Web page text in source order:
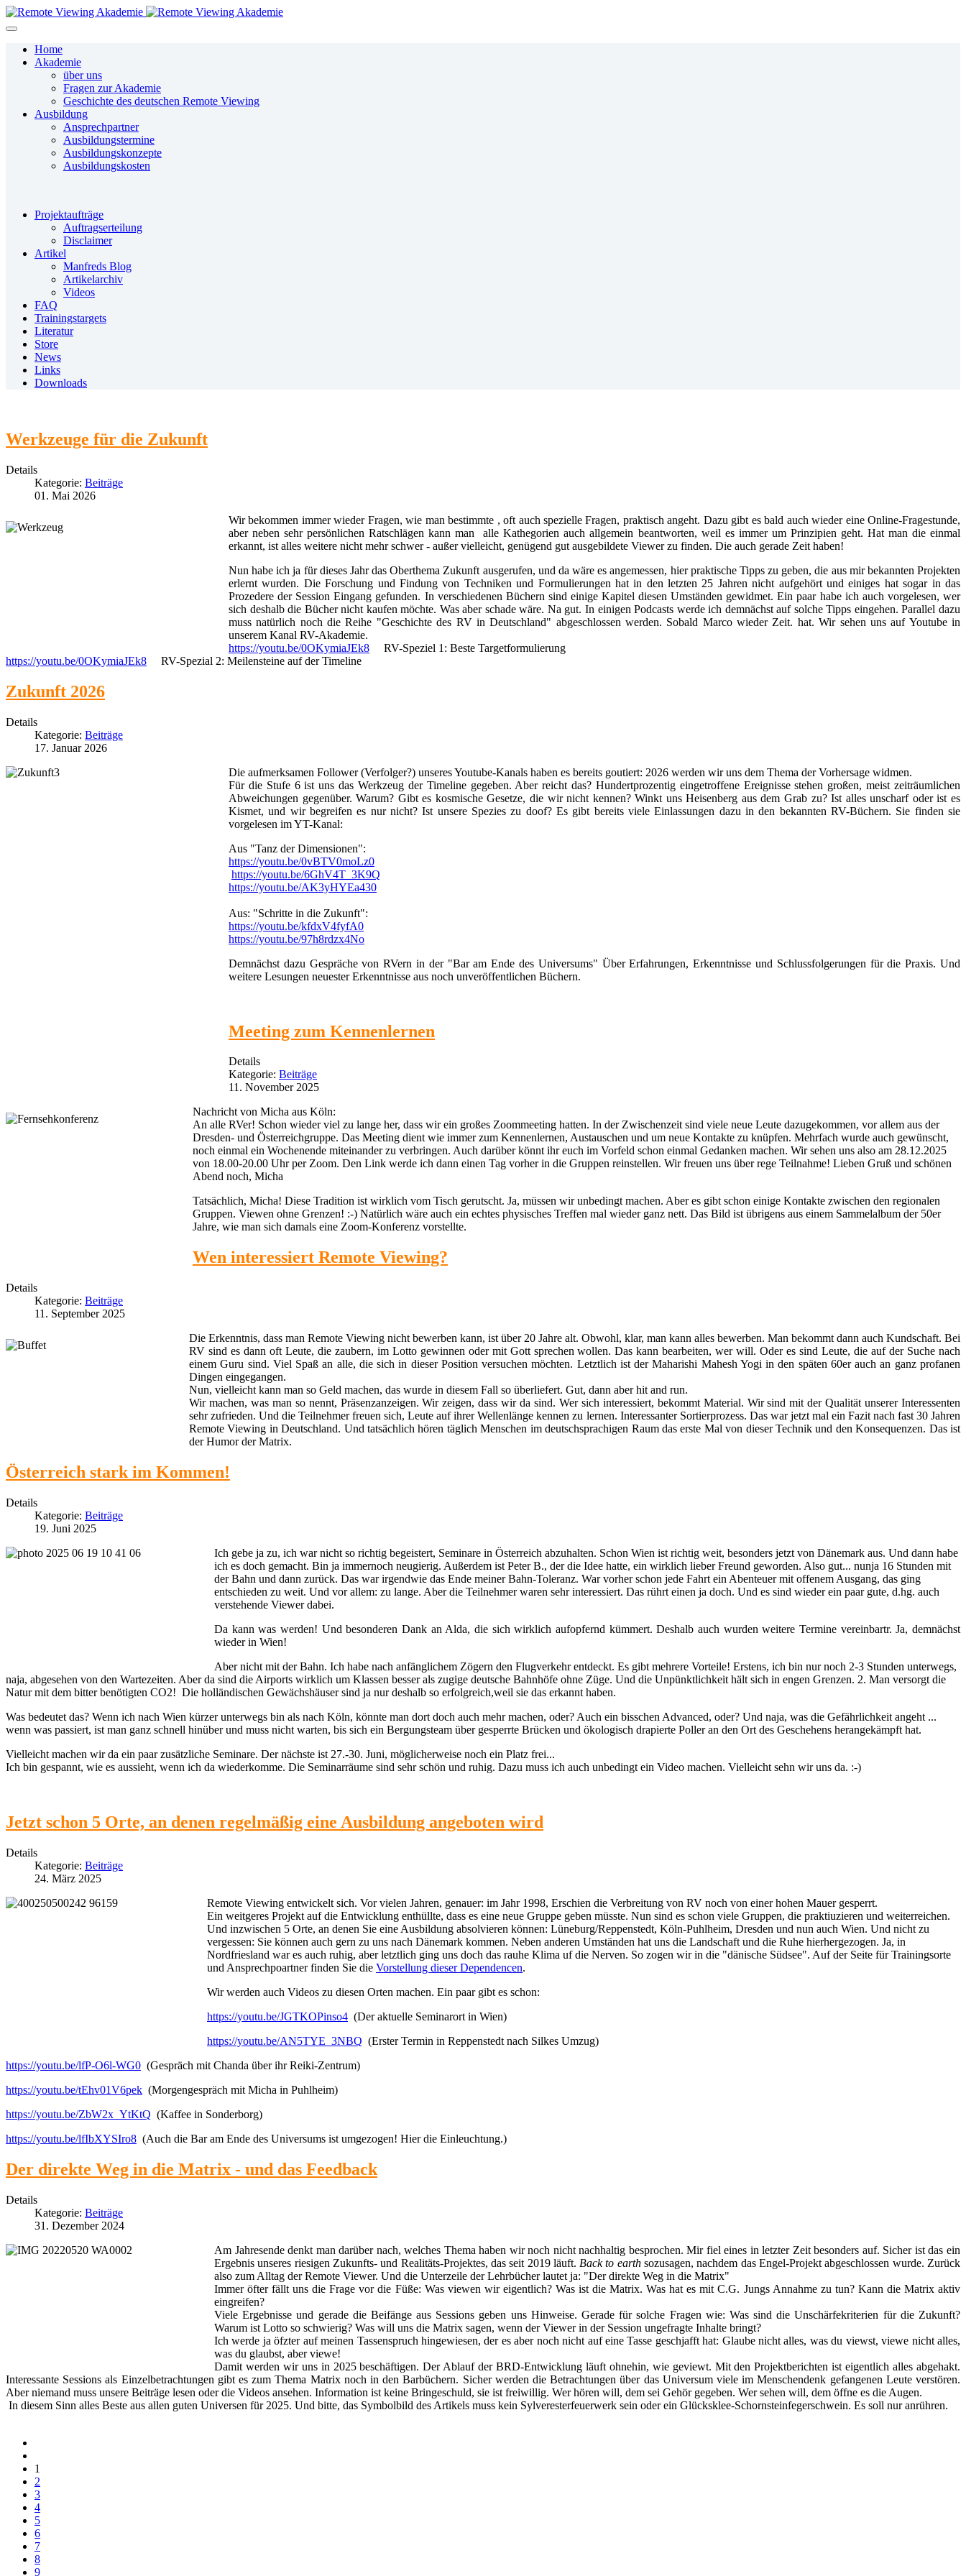
Home
Akademie
über uns
Fragen zur Akademie
Geschichte des deutschen Remote Viewing
Ausbildung
Ansprechpartner
Ausbildungstermine
Ausbildungskonzepte
Ausbildungskosten
Projektaufträge
Auftragserteilung
Disclaimer
Artikel
Manfreds Blog
Artikelarchiv
Videos
FAQ
Trainingstargets
Literatur
Store
News
Links
Downloads
Werkzeuge für die Zukunft
Details
Kategorie: Beiträge
01. Mai 2026
Wir bekommen immer wieder Fragen, wie man bestimmte , oft auch spezielle Fragen, praktisch angeht. Dazu gibt es bald auch wieder eine Online-Fragestunde,
aber neben sehr persönlichen Ratschlägen kann man alle Kathegorien auch allgemein beantworten, weil es immer um Prinzipien geht. Hat man die einmal
erkannt, ist alles weitere nicht mehr schwer - außer vielleicht, genügend gut ausgebildete Viewer zu finden. Die auch gerade Zeit haben!
Nun habe ich ja für dieses Jahr das Oberthema Zukunft ausgerufen, und da wäre es angemessen, hier praktische Tipps zu geben, die aus mir bekannten Projekten
erlernt wurden. Die Forschung und Findung von Techniken und Formulierungen hat in den letzten 25 Jahren nicht aufgehört und einiges hat sogar in das
Prozedere der Session Eingang gefunden. In verschiedenen Büchern sind einige Kapitel diesen Umständen gewidmet. Ein paar habe ich auch vorgelesen, wer
sich deshalb die Bücher nicht kaufen möchte. Was aber schade wäre. Na gut. In einigen Podcasts werde ich demnächst auf solche Tipps eingehen. Parallel dazu
muss natürlich noch die Reihe "Geschichte des RV in Deutschland" abgeschlossen werden. Sobald Marco wieder Zeit. hat. Wir sehen uns auf Youtube in
unserem Kanal RV-Akademie.
https://youtu.be/0OKymiaJEk8 RV-Speziel 1: Beste Targetformulierung
https://youtu.be/0OKymiaJEk8 RV-Spezial 2: Meilensteine auf der Timeline
Zukunft 2026
Details
Kategorie: Beiträge
17. Januar 2026
Die aufmerksamen Follower (Verfolger?) unseres Youtube-Kanals haben es bereits goutiert: 2026 werden wir uns dem Thema der Vorhersage widmen.
Für die Stufe 6 ist uns das Werkzeug der Timeline gegeben. Aber reicht das? Hundertprozentig eingetroffene Ereignisse stehen großen, meist zeiträumlichen
Abweichungen gegenüber. Warum? Gibt es kosmische Gesetze, die wir nicht kennen? Winkt uns Heisenberg aus dem Grab zu? Ist alles unscharf oder ist es
Kismet, und wir begreifen es nur nicht? Ist unsere Spezies zu doof? Es gibt bereits viele Einlassungen dazu in den bekannten RV-Büchern. Sie finden sie
vorgelesen im YT-Kanal:
Aus "Tanz der Dimensionen":
https://youtu.be/0vBTV0moLz0
https://youtu.be/6GhV4T_3K9Q
https://youtu.be/AK3yHYEa430
Aus: "Schritte in die Zukunft":
https://youtu.be/kfdxV4fyfA0
https://youtu.be/97h8rdzx4No
Demnächst dazu Gespräche von RVern in der "Bar am Ende des Universums" Über Erfahrungen, Erkenntnisse und Schlussfolgerungen für die Praxis. Und
weitere Lesungen neuester Erkenntnisse aus noch unveröffentlichen Büchern.
Meeting zum Kennenlernen
Details
Kategorie: Beiträge
11. November 2025
Nachricht von Micha aus Köln:
An alle RVer! Schon wieder viel zu lange her, dass wir ein großes Zoommeeting hatten. In der Zwischenzeit sind viele neue Leute dazugekommen, vor allem aus der
Dresden- und Österreichgruppe. Das Meeting dient wie immer zum Kennenlernen, Austauschen und um neue Kontakte zu knüpfen. Mehrfach wurde auch gewünscht,
noch einmal ein Wochenende miteinander zu verbringen. Auch darüber könnt ihr euch im Vorfeld schon einmal Gedanken machen. Wir sehen uns also am 28.12.2025
von 18.00-20.00 Uhr per Zoom. Den Link werde ich dann einen Tag vorher in die Gruppen reinstellen. Wir freuen uns über rege Teilnahme! Lieben Gruß und schönen
Abend noch, Micha
Tatsächlich, Micha! Diese Tradition ist wirklich vom Tisch gerutscht. Ja, müssen wir unbedingt machen. Aber es gibt schon einige Kontakte zwischen den regionalen
Gruppen. Viewen ohne Grenzen! :-) Natürlich wäre auch ein echtes physisches Treffen mal wieder ganz nett. Das Bild ist übrigens aus einem Sammelalbum der 50er
Jahre, wie man sich damals eine Zoom-Konferenz vorstellte.
Wen interessiert Remote Viewing?
Details
Kategorie: Beiträge
11. September 2025
Die Erkenntnis, dass man Remote Viewing nicht bewerben kann, ist über 20 Jahre alt. Obwohl, klar, man kann alles bewerben. Man bekommt dann auch Kundschaft. Bei
RV sind es dann oft Leute, die zaubern, im Lotto gewinnen oder mit Gott sprechen wollen. Das kann bearbeiten, wer will. Oder es sind Leute, die auf der Suche nach
einem Guru sind. Viel Spaß an alle, die sich in dieser Position versuchen möchten. Letztlich ist der Maharishi Mahesh Yogi in den späten 60er auch an ganz profanen
Dingen eingegangen.
Nun, vielleicht kann man so Geld machen, das wurde in diesem Fall so überliefert. Gut, dann aber hit and run.
Wir machen, was man so nennt, Präsenzanzeigen. Wir zeigen, dass wir da sind. Wer sich interessiert, bekommt Material. Wir sind mit der Qualität unserer Interessenten
sehr zufrieden. Und die Teilnehmer freuen sich, Leute auf ihrer Wellenlänge kennen zu lernen. Interessanter Sortierprozess. Das war jetzt mal ein Fazit nach fast 30 Jahren
Remote Viewing in Deutschland. Und tatsächlich hören täglich Menschen im deutschsprachigen Raum das erste Mal von dieser Technik und den Konsequenzen. Das ist
der Humor der Matrix.
Österreich stark im Kommen!
Details
Kategorie: Beiträge
19. Juni 2025
Ich gebe ja zu, ich war nicht so richtig begeistert, Seminare in Österreich abzuhalten. Schon Wien ist richtig weit, besonders jetzt von Dänemark aus. Und dann habe
ich es doch gemacht. Bin ja immernoch neugierig. Außerdem ist Peter B., der die Idee hatte, ein wirklich lieber Freund geworden. Also gut... nunja 16 Stunden mit
der Bahn und dann zurück. Das war irgendwie das Ende meiner Bahn-Toleranz. War vorher schon jede Fahrt ein Abenteuer mit offenem Ausgang, das ging
entschieden zu weit. Und vor allem: zu lange. Aber die Teilnehmer waren sehr interessiert. Das rührt einen ja doch. Und es sind wieder ein paar gute, d.hg. auch
verstehende Viewer dabei.
Da kann was werden! Und besonderen Dank an Alda, die sich wirklich aufopfernd kümmert. Deshalb auch wurden weitere Termine vereinbartr. Ja, demnächst
wieder in Wien!
Aber nicht mit der Bahn. Ich habe nach anfänglichem Zögern den Flugverkehr entdeckt. Es gibt mehrere Vorteile! Erstens, ich bin nur noch 2-3 Stunden unterwegs,
naja, abgesehen von den Wartezeiten. Aber da sind die Airports wirklich um Klassen besser als zugige deutsche Bahnhöfe ohne Züge. Und die Unpünktlichkeit hält sich in engen Grenzen. 2. Man versorgt die
Natur mit dem bitter benötigten CO2! Die holländischen Gewächshäuser sind ja nur deshalb so erfolgreich,weil sie das erkannt haben.
Was bedeutet das? Wenn ich nach Wien kürzer unterwegs bin als nach Köln, könnte man dort doch auch mehr machen, oder? Auch ein bisschen Advanced, oder? Und naja, was die Gefährlichkeit angeht ...
wenn was passiert, ist man ganz schnell hinüber und muss nicht warten, bis sich ein Bergungsteam über gesperrte Brücken und ökologisch drapierte Poller an den Ort des Geschehens herangekämpft hat.
Vielleicht machen wir da ein paar zusätzliche Seminare. Der nächste ist 27.-30. Juni, möglicherweise noch ein Platz frei...
Ich bin gespannt, wie es aussieht, wenn ich da wiederkomme. Die Seminarräume sind sehr schön und ruhig. Dazu muss ich auch unbedingt ein Video machen. Vielleicht sehn wir uns da. :-)
Jetzt schon 5 Orte, an denen regelmäßig eine Ausbildung angeboten wird
Details
Kategorie: Beiträge
24. März 2025
Remote Viewing entwickelt sich. Vor vielen Jahren, genauer: im Jahr 1998, Erschien die Verbreitung von RV noch von einer hohen Mauer gesperrt.
Ein weitgeres Projekt auf die Entwicklung enthüllte, dass es eine neue Gruppe geben müsste. Nun sind es schon viele Gruppen, die praktiuzieren und weiterreichen.
Und inzwischen 5 Orte, an denen Sie eine Ausbildung absolvieren können: Lüneburg/Reppenstedt, Köln-Puhlheim, Dresden und nun auch Wien. Und nicht zu
vergessen: Sie können auch gern zu uns nach Dänemark kommen. Neben anderen Umständen hat uns die Landschaft und die Ruhe hierhergezogen. Ja, in
Nordfriesland war es auch ruhig, aber letztlich ging uns doch das rauhe Klima uf die Nerven. So zogen wir in die "dänische Südsee". Auf der Seite für Trainingsorte
und Ansprechpoartner finden Sie die Vorstellung dieser Dependencen.
Wir werden auch Videos zu diesen Orten machen. Ein paar gibt es schon:
https://youtu.be/JGTKOPinso4 (Der aktuelle Seminarort in Wien)
https://youtu.be/AN5TYE_3NBQ (Erster Termin in Reppenstedt nach Silkes Umzug)
https://youtu.be/lfP-O6l-WG0 (Gespräch mit Chanda über ihr Reiki-Zentrum)
https://youtu.be/tEhv01V6pek (Morgengespräch mit Micha in Puhlheim)
https://youtu.be/ZbW2x_YtKtQ (Kaffee in Sonderborg)
https://youtu.be/lfIbXYSIro8 (Auch die Bar am Ende des Universums ist umgezogen! Hier die Einleuchtung.)
Der direkte Weg in die Matrix - und das Feedback
Details
Kategorie: Beiträge
31. Dezember 2024
Am Jahresende denkt man darüber nach, welches Thema haben wir noch nicht nachhaltig besprochen. Mir fiel eines in letzter Zeit besonders auf. Sicher ist das ein
Ergebnis unseres riesigen Zukunfts- und Realitäts-Projektes, das seit 2019 läuft. Back to earthsozusagen, nachdem das Engel-Projekt abgeschlossen wurde. Zurück
also zum Alltag der Remote Viewer. Und die Unterzeile der Lehrbücher lautet ja: "Der direkte Weg in die Matrix"
Immer öfter fällt uns die Frage vor die Füße: Was viewen wir eigentlich? Was ist die Matrix. Was hat es mit C.G. Jungs Annahme zu tun? Kann die Matrix aktiv
eingreifen?
Viele Ergebnisse und gerade die Beifänge aus Sessions geben uns Hinweise. Gerade für solche Fragen wie: Was sind die Unschärfekriterien für die Zukunft?
Warum ist Lotto so schwierig? Was will uns die Matrix sagen, wenn der Viewer in der Session ungefragte Inhalte bringt?
Ich werde ja öfzter auf meinen Tassenspruch hingewiesen, der es aber noch nicht auf eine Tasse geschjafft hat: Glaube nicht alles, was du viewst, viewe nicht alles,
was du glaubst, aber viewe!
Damit werden wir uns in 2025 beschäftigen. Der Ablauf der BRD-Entwicklung läuft ohnehin, wie geviewt. Mit den Projektberichten ist eigentlich alles abgehakt.
Interessante Sessions als Einzelbetrachtungen gibt es zum Thema Matrix noch in den Barbüchern. Sicher werden die Betrachtungen über das Universum viele im Menschendenk gefangenen Leute verstören.
Aber niemand muss unsere Beiträge lesen oder die Videos ansehen. Information ist keine Bringeschuld, sie ist freiwillig. Wer hören will, dem sei Gehör gegeben. Wer sehen will, dem öffne es die Augen.
In diesem Sinn alles Beste aus allen guten Universen für 2025. Und bitte, das Symbolbild des Artikels muss kein Sylveresterfeuerwerk sein oder ein Glücksklee-Schornsteinfegerschwein. Es soll nur anrühren.
1
2
3
4
5
6
7
8
9